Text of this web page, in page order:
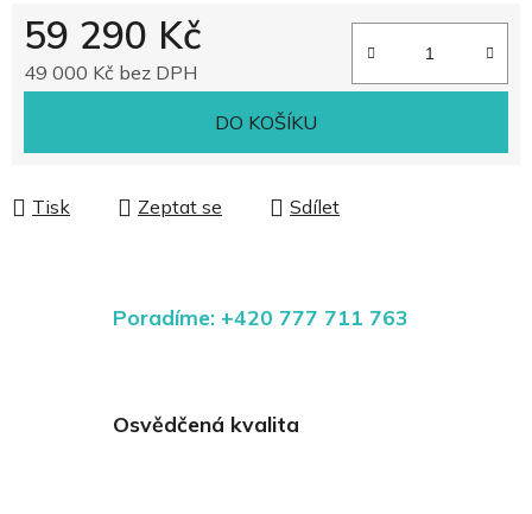
59 290 Kč
49 000 Kč bez DPH
DO KOŠÍKU
Tisk Zeptat se Sdílet
Poradíme: +420 777 711 763
Osvědčená kvalita